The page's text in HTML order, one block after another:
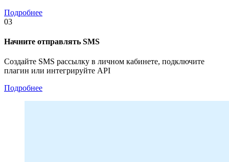
Подробнее
03
Начните отправлять SMS
Создайте SMS рассылку в личном кабинете, подключите
плагин или интегрируйте API
Подробнее